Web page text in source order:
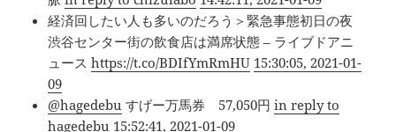
経済回したい人も多いのだろう＞緊急事態初日の夜
渋谷センター街の飲食店は満席状態 – ライブドアニ
ュースhttps://t.co/BDIfYmRmHU 15:30:05, 2021-01-
09
@hagedebu すげー万馬券 57,050円in reply to
hagedebu 15:52:41, 2021-01-09